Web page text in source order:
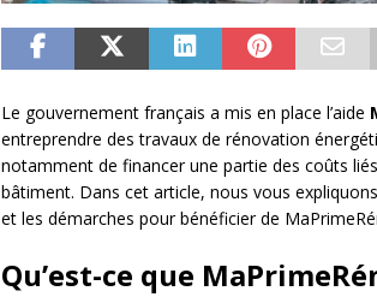
Le gouvernement français a mis en place l’aide
entreprendre des travaux de rénovation
notamment de financer une partie des coûts
bâtiment. Dans cet article, nous vous
et les démarches pour bénéficier de
Qu’est-ce que